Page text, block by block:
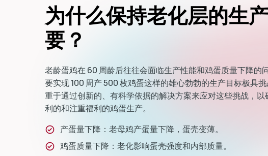
为什么保持老化层的生
要？
老龄蛋鸡在 60 周龄后往往会面临生产性能和鸡蛋质量下降的
要实现 100 周产 500 枚鸡蛋这样的雄心勃勃的生产目标极具
重于通过创新的、有科学依据的解决方案来应对这些挑战，以
利的和注重福利的鸡蛋生产。
产蛋量下降：老母鸡产蛋量下降，蛋壳变薄。
鸡蛋质量下降：老化影响蛋壳强度和内部质量。